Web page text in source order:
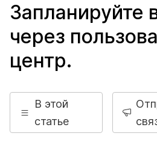
Запланируйте
через
центр.
В этой
статье